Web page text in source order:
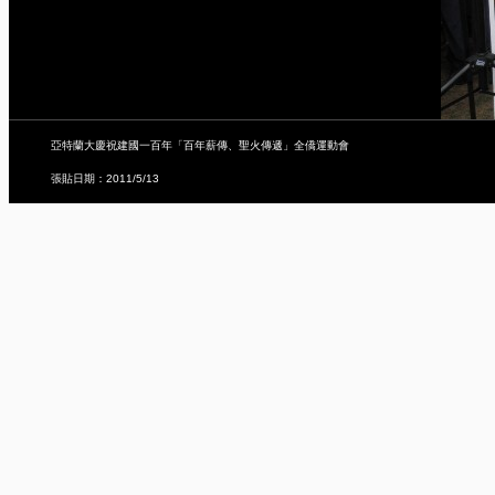
亞特蘭大慶祝建國一百年「百年薪傳、聖火傳遞」全僑運動會
張貼日期：2011/5/13